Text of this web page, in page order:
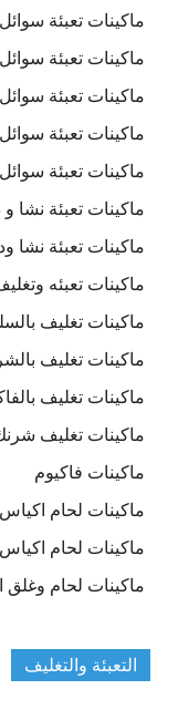
ماكينات تعبئة سوائل
ماكينات تعبئة
ماكينات تعبئة
ماكينات تعبئة
ماكينات تعبئة
ماكينات تعبئة نشا
ماكينات تعبئة نشا
ماكينات تعبئه وتغليف
ماكينات تغليف
ماكينات تغليف
ماكينات تغليف
ماكينات تغليف شرنك
ماكينات فاكيوم
ماكينات لحام
ماكينات لحام اكياس
ماكينات لحام وغلق
التعبئة والتغليف